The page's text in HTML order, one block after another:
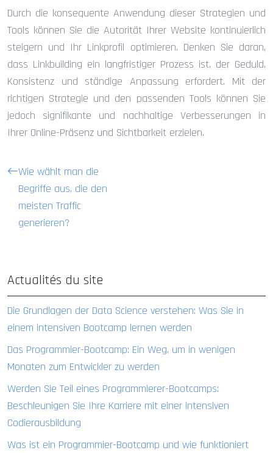
Durch die konsequente Anwendung dieser Strategien und
Tools können Sie die Autorität Ihrer Website kontinuierlich
steigern und Ihr Linkprofil optimieren. Denken Sie daran,
dass Linkbuilding ein langfristiger Prozess ist, der Geduld,
Konsistenz und ständige Anpassung erfordert. Mit der
richtigen Strategie und den passenden Tools können Sie
jedoch signifikante und nachhaltige Verbesserungen in
Ihrer Online-Präsenz und Sichtbarkeit erzielen.
Wie wählt man die
Begriffe aus, die den
meisten Traffic
generieren?
Actualités du site
Die Grundlagen der Data Science verstehen: Was Sie in
einem intensiven Bootcamp lernen werden
Das Programmier-Bootcamp: Ein Weg, um in wenigen
Monaten zum Entwickler zu werden
Werden Sie Teil eines Programmierer-Bootcamps:
Beschleunigen Sie Ihre Karriere mit einer intensiven
Codierausbildung
Was ist ein Programmier-Bootcamp und wie funktioniert